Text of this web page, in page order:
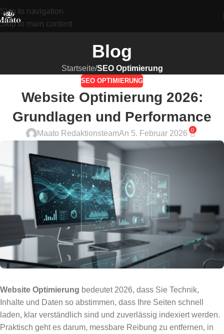
Skip to navigation
Skip to main content
Blog
Startseite/SEO Optimierung
SEO OPTIMIERUNG
Website Optimierung 2026:
Grundlagen und Performance
Maato RedaktionsteamAn 5. Februar 2026 0
Website Optimierung bedeutet 2026, dass Sie Technik,
Inhalte und Daten so abstimmen, dass Ihre Seiten schnell
laden, klar verständlich sind und zuverlässig indexiert werden.
Praktisch geht es darum, messbare Reibung zu entfernen, in